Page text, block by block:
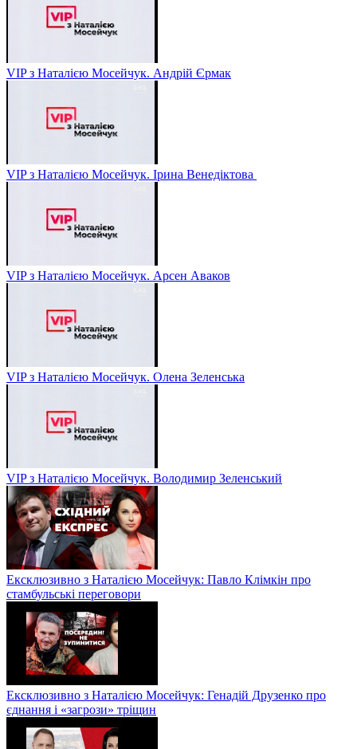
VIP з Наталією Мосейчук. Андрій Єрмак
VIP з Наталією Мосейчук. Ірина Венедіктова
VIP з Наталією Мосейчук. Арсен Аваков
VIP з Наталією Мосейчук. Олена Зеленська
VIP з Наталією Мосейчук. Володимир Зеленський
Ексклюзивно з Наталією Мосейчук: Павло Клімкін про
стамбульські переговори
Ексклюзивно з Наталією Мосейчук: Генадій Друзенко про
єднання і «загрози» тріщин